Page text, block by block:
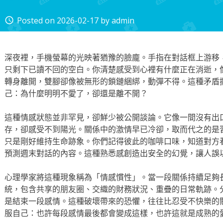
access_time Posted on 2026-02-17 byadmin
深夜裡，手機螢幕的光映著猶豫的臉龐。手指在對話框上游
只剩下已讀不回的空白。你清楚感受到心裡有什麼正在消逝
轉身離開，雙腳卻像被無形的鎖鏈綑綁，動彈不得。這種矛
己：為什麼明明不愛了，卻還是離不開？
這種情感狀態並非罕見，卻鮮少被公開談論。它像一間沒有
存，卻感受不到陽光。關係中的激情早已冷卻，取而代之的
只是剛好維持生命跡象。你們記得彼此的咖啡口味，知道對
預測週末對話的內容。這種熟悉感創造出安全的幻覺，讓人
心理學家將這種現象稱為「情感慣性」。當一段關係持續足
統，包含共享的朋友圈、交織的財務狀況、重疊的日常軌跡
是結束一段感情。這種破壞帶來的恐懼，往往比忍受不快樂
服自己：也許每段感情最後都會變成這樣，也許這就是成熟